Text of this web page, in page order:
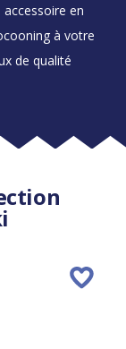
en
à votre
de qualité